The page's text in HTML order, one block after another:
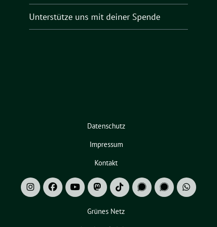
Unterstütze uns mit deiner Spende
Datenschutz
Impressum
Kontakt
Grünes Netz